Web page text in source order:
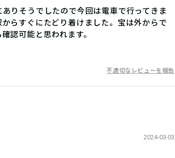
りそうでしたので今回は電車で行ってきま
らすぐにたどり着けました。宝は外からで
認可能と思われます。
不適切なレビューを報告
2024-03-03